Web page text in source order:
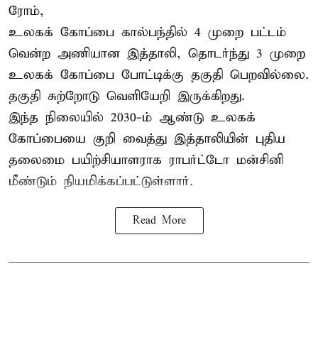
ரோம்,
உலகக் கோப்பை கால்பந்தில் 4 முறை பட்டம்
வென்ற அணியான இத்தாலி, தொடர்ந்து 3 முறை
உலகக் கோப்பை போட்டிக்கு தகுதி பெறவில்லை.
தகுதி சுற்றோடு வெளியேறி இருக்கிறது.
இந்த நிலையில் 2030-ம் ஆண்டு உலகக்
கோப்பையை குறி வைத்து இத்தாலியின் புதிய
தலைமை பயிற்சியாளராக ராபர்ட்டோ மன்சினி
மீண்டும் நியமிக்கப்பட்டுள்ளார்.
Read More